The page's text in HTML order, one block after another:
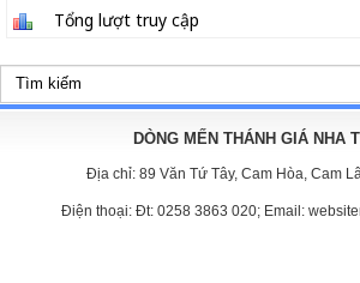
Tổng lượt truy cập
DÒNG MẾN THÁNH GIÁ NHA
Địa chỉ: 89 Văn Tứ Tây, Cam Hòa, Cam
Điện thoại: Đt: 0258 3863 020; Email: